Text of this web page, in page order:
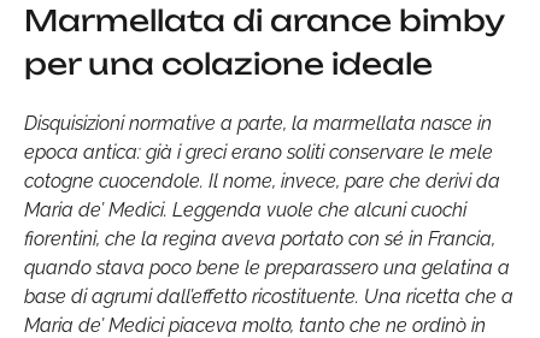
Marmellata di arance bimby
per una colazione ideale
Disquisizioni normative a parte, la marmellata nasce in
epoca antica: già i greci erano soliti conservare le mele
cotogne cuocendole. Il nome, invece, pare che derivi da
Maria de’ Medici. Leggenda vuole che alcuni cuochi
fiorentini, che la regina aveva portato con sé in Francia,
quando stava poco bene le preparassero una gelatina a
base di agrumi dall’effetto ricostituente. Una ricetta che a
Maria de’ Medici piaceva molto, tanto che ne ordinò in